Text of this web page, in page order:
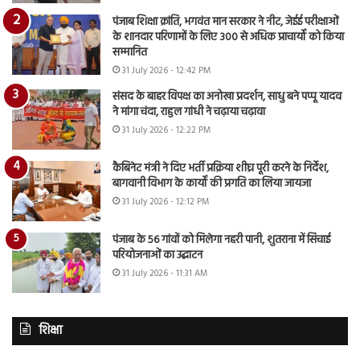
पंजाब शिक्षा क्रांति, भगवंत मान सरकार ने नीट, जेईई परीक्षाओं
के शानदार परिणामों के लिए 300 से अधिक प्राचार्यों को किया
सम्मानित
31 July 2026 - 12:42 PM
संसद के बाहर विपक्ष का अनोखा प्रदर्शन, साधु बने पप्पू यादव
ने मांगा चंदा, राहुल गांधी ने चढ़ाया चढ़ावा
31 July 2026 - 12:22 PM
कैबिनेट मंत्री ने दिए भर्ती प्रक्रिया शीघ्र पूरी करने के निर्देश,
बागवानी विभाग के कार्यों की प्रगति का लिया जायजा
31 July 2026 - 12:12 PM
पंजाब के 56 गांवों को मिलेगा नहरी पानी, शुतराना में सिंचाई
परियोजनाओं का उद्घाटन
31 July 2026 - 11:31 AM
शिक्षा